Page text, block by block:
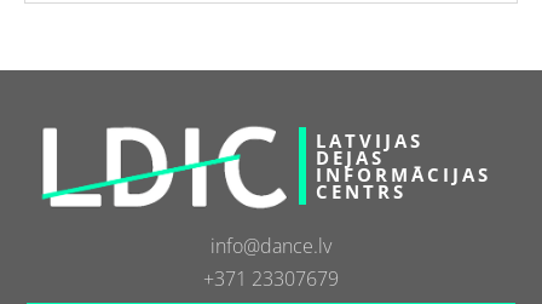
LATVIJAS
DEJAS
INFORMĀCIJAS
CENTRS
info@dance.lv
+371 23307679